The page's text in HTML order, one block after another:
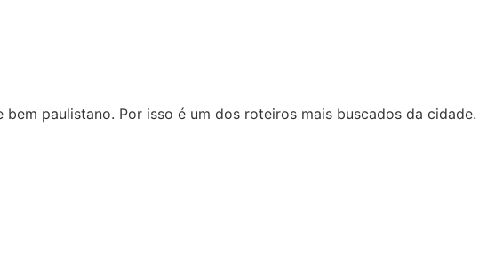
paulistano. Por isso é um dos roteiros mais buscados da cidade.